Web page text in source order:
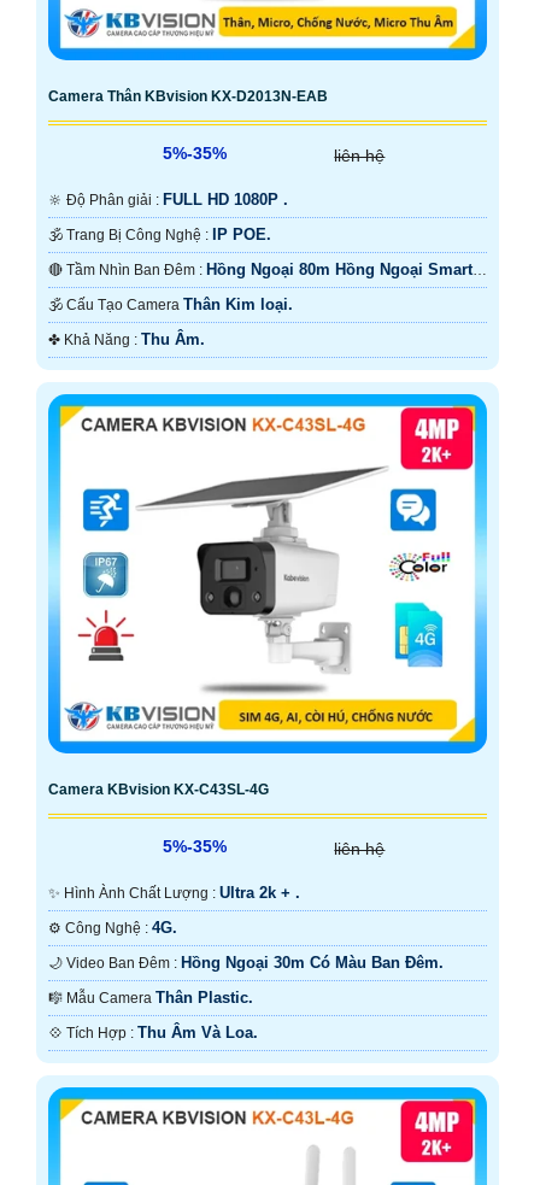
Camera Thân KBvision KX-D2013N-EAB
5%-35% liên hệ
🔆 Độ Phân giải : FULL HD 1080P .
🕉️ Trang Bị Công Nghệ : IP POE.
🔴 Tầm Nhìn Ban Đêm : Hồng Ngoại 80m Hồng Ngoại Smart
IR. 🕉️ Cấu Tạo Camera Thân Kim loại.
️✤ Khả Năng : Thu Âm.
Camera KBvision KX-C43SL-4G
5%-35% liên hệ
✨ Hình Ành Chất Lượng : Ultra 2k + .
⚙ Công Nghệ : 4G.
🌙 Video Ban Đêm : Hồng Ngoại 30m Có Màu Ban Ðêm.
🎼️ Mẫu Camera Thân Plastic.
️💠 Tích Hợp : Thu Âm Và Loa.